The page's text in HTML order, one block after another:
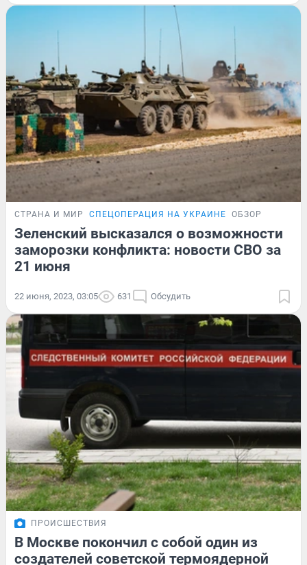
СТРАНА И МИР СПЕЦОПЕРАЦИЯ НА УКРАИНЕ ОБЗОР
Зеленский высказался о возможности
заморозки конфликта: новости СВО за
21 июня
22 июня, 2023, 03:05 631 Обсудить
ПРОИСШЕСТВИЯ
В Москве покончил с собой один из
создателей советской термоядерной